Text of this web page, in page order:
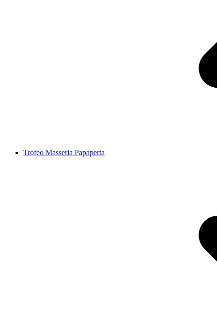
Trofeo Masseria Papaperta